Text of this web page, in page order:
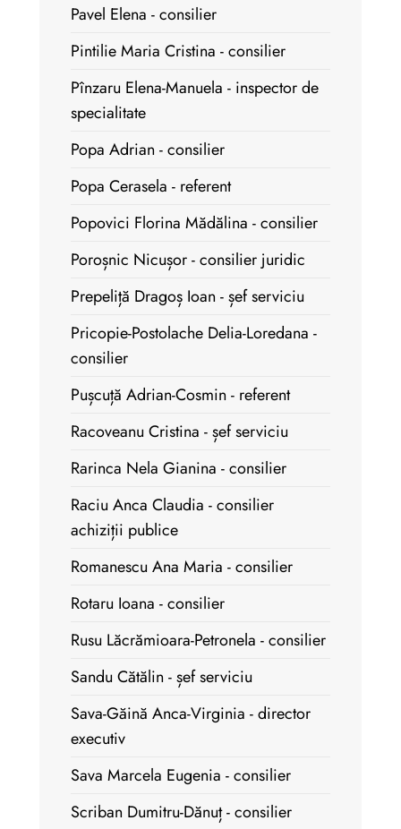
Pavel Elena - consilier
Pintilie Maria Cristina - consilier
Pînzaru Elena-Manuela - inspector de
specialitate
Popa Adrian - consilier
Popa Cerasela - referent
Popovici Florina Mădălina - consilier
Poroșnic Nicușor - consilier juridic
Prepeliță Dragoș Ioan - șef serviciu
Pricopie-Postolache Delia-Loredana -
consilier
Pușcuță Adrian-Cosmin - referent
Racoveanu Cristina - șef serviciu
Rarinca Nela Gianina - consilier
Raciu Anca Claudia - consilier
achiziții publice
Romanescu Ana Maria - consilier
Rotaru Ioana - consilier
Rusu Lăcrămioara-Petronela - consilier
Sandu Cătălin - șef serviciu
Sava-Găină Anca-Virginia - director
executiv
Sava Marcela Eugenia - consilier
Scriban Dumitru-Dănuț - consilier